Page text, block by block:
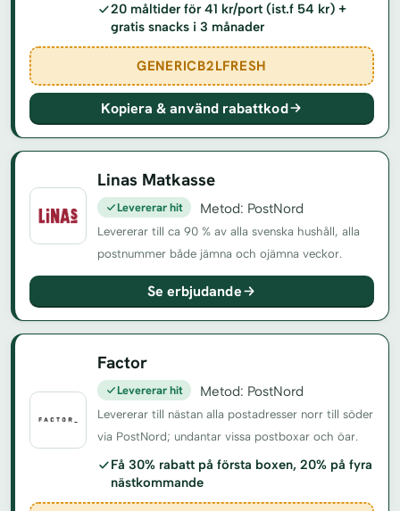
20 måltider för 41 kr/port (ist.f 54 kr) +
gratis snacks i 3 månader
GENERICB2LFRESH
Kopiera & använd rabattkod
Linas Matkasse
Levererar hit Metod: PostNord
Levererar till ca 90 % av alla svenska hushåll, alla
postnummer både jämna och ojämna veckor.
Se erbjudande
Factor
Levererar hit Metod: PostNord
Levererar till nästan alla postadresser norr till söder
via PostNord; undantar vissa postboxar och öar.
Få 30% rabatt på första boxen, 20% på fyra
nästkommande